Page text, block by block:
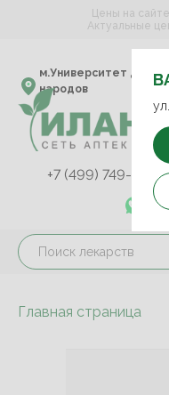
м.Университет
народов
Цены на
Актуальные
+7 (499) 749-75-92
Главная страница